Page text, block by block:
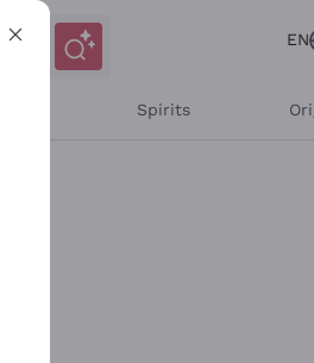
EN
Spirits